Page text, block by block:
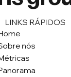
LINKS RÁPIDOS
nós